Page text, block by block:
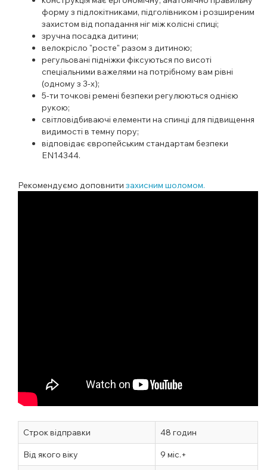
форму з підлокітниками, підголівником і розширеним
захистом від попадання ніг між колісні спиці;
зручна посадка дитини;
велокрісло "росте" разом з дитиною;
регульовані підніжки фіксуються по висоті
спеціальними важелями на потрібному вам рівні
(одному з 3-х);
5-ти точкові ремені безпеки регулюються однією
рукою;
світловідбиваючі елементи на спинці для підвищення
видимості в темну пору;
відповідає європейським стандартам безпеки
EN14344.
Рекомендуємо доповнити захисним шоломом.
Строк відправки 48 годин
Від якого віку 9 міс.+